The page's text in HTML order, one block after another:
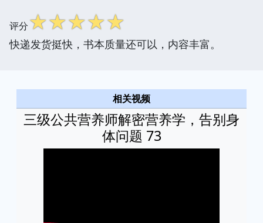
评分☆☆☆☆☆
快递发货挺快，书本质量还可以，内容丰富。
相关视频
三级公共营养师解密营养学，告别身
体问题 73